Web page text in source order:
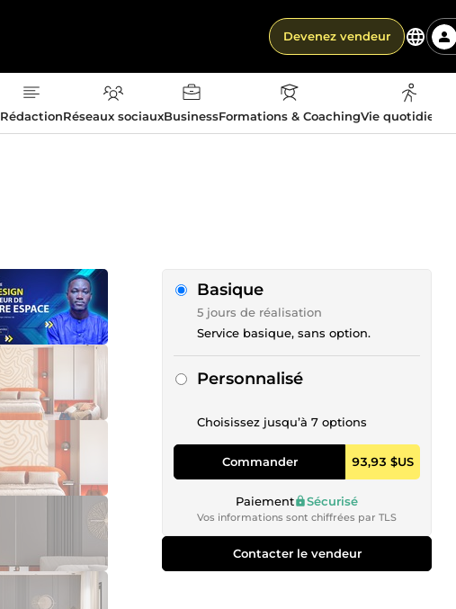
Devenez vendeur
RédactionRéseaux sociauxBusinessFormations & CoachingVie
Basique
5 jours de réalisation
Service basique, sans option.
Personnalisé
Choisissez jusqu’à 7 options
Commander 93,93 $US
Paiement Sécurisé
Vos informations sont chiffrées par TLS
Contacter le vendeur